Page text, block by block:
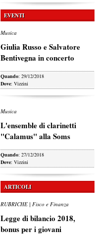
EVENTI
Musica
Giulia Russo e Salvatore
Bentivegna in concerto
Quando: 29/12/2018
Dove: Vizzini
Musica
L'ensemble di clarinetti
"Calamus" alla Soms
Quando: 27/12/2018
Dove: Vizzini
ARTICOLI
RUBRICHE | Fisco e Finanza
Legge di bilancio 2018,
bonus per i giovani